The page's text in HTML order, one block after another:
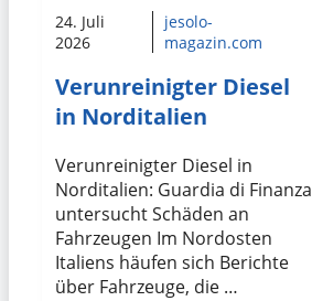
24. Juli
2026
jesolo-
magazin.com
Verunreinigter Diesel
in Norditalien
Verunreinigter Diesel in
Norditalien: Guardia di Finanza
untersucht Schäden an
Fahrzeugen Im Nordosten
Italiens häufen sich Berichte
über Fahrzeuge, die …